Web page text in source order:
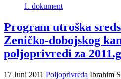
1. dokument
Program utroška
Zeničko-dobojskog
poljoprivredi za
17 Juni 2011 Poljoprivreda Ibrahim